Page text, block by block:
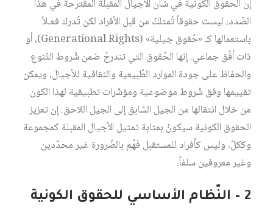
إن الحقوق الكونية في شأن الأجيال المقبلة المقترحة في هذا
الصّدد، ليست حقوقاً تُمتلكُ من قبل الأفراد لكن تُدرك فعـلاً
باستعمالها كـ «حُقوق جيلية» (Generational Rights)، أو
ذات أفُق جماعي. إنها الحُقوق التي تندرجُ ضمن شُروط التّنوع
والحفاظ على جودة الموارد الطّبيعية والثقافية للأجيال، ويمكن
تقييمها وفق شُروط موضوعية ومؤشّرات تطبيقية لهذا الكون
من خلال انتقالها من الجيل السّابق إلى الجيل اللاحق. إن تعزيز
الحقوق الكونية سيكونُ بمثابة تمثيل الأجيال المقبلة كمجموعة
وككلّ، وليس كأفراد للمستقبل فَهُم بالضّرورة غير محدّدين
وغير معروفين سلفاً.
2 – النّظام الأساسي للحقوق الكونية